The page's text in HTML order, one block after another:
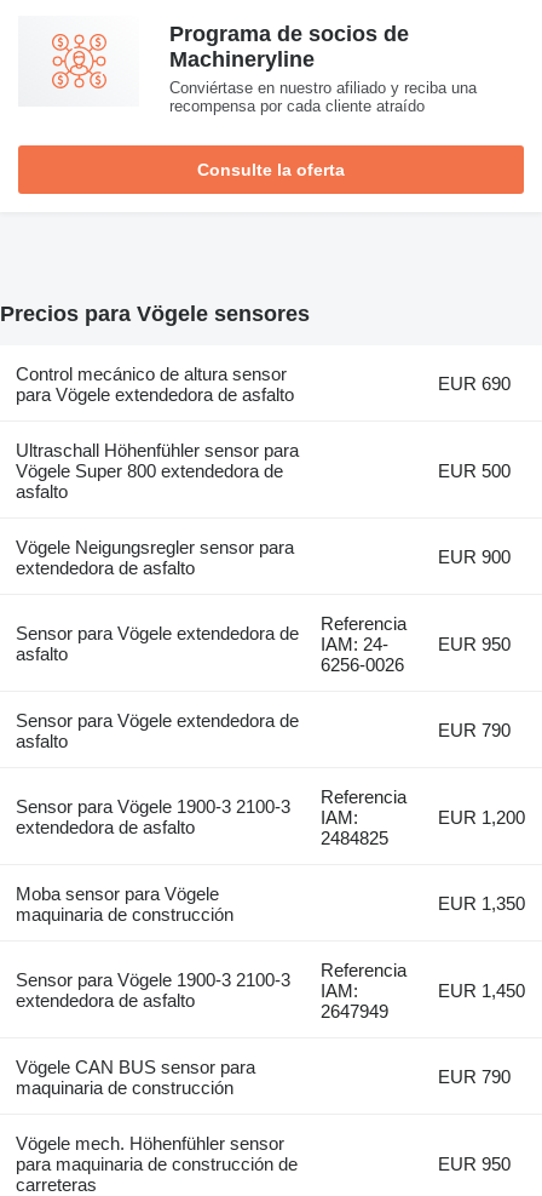
Programa de socios de
Machineryline
Conviértase en nuestro afiliado y reciba una
recompensa por cada cliente atraído
Consulte la oferta
Precios para Vögele sensores
Control mecánico de altura sensor
para Vögele extendedora de asfalto
EUR 690
Ultraschall Höhenfühler sensor para
Vögele Super 800 extendedora de
asfalto
EUR 500
Vögele Neigungsregler sensor para
extendedora de asfalto
EUR 900
Sensor para Vögele extendedora de
asfalto
Referencia
IAM: 24-
6256-0026
EUR 950
Sensor para Vögele extendedora de
asfalto
EUR 790
Sensor para Vögele 1900-3 2100-3
extendedora de asfalto
Referencia
IAM:
2484825
EUR 1,200
Moba sensor para Vögele
maquinaria de construcción
EUR 1,350
Sensor para Vögele 1900-3 2100-3
extendedora de asfalto
Referencia
IAM:
2647949
EUR 1,450
Vögele CAN BUS sensor para
maquinaria de construcción
EUR 790
Vögele mech. Höhenfühler sensor
para maquinaria de construcción de
carreteras
EUR 950